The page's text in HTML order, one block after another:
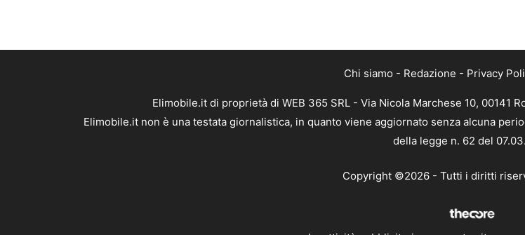
Chi siamo - Redazione - Privacy
Elimobile.it di proprietà di WEB 365 SRL - Via Nicola Marchese 10, 00141
Elimobile.it non è una testata giornalistica, in quanto viene aggiornato senza alcuna
della legge n. 62 del
Copyright ©2026 - Tutti i diritti